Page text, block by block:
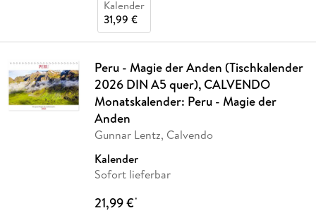
Kalender
31,99 €
Peru - Magie der Anden (Tischkalender
2026 DIN A5 quer), CALVENDO
Monatskalender: Peru - Magie der
Anden
Gunnar Lentz, Calvendo
Kalender
Sofort lieferbar
21,99 €*